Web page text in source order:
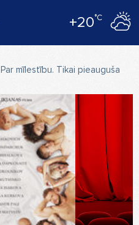
+20°C
Par mīlestību. Tikai pieaugušajiem